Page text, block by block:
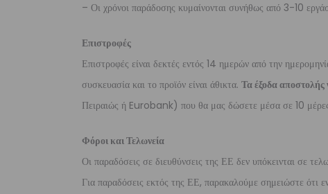
– Οι χρόνοι παράδοσης κυμαίνονται συνήθως από 3-10
Επιστροφές
Επιστροφές είναι δεκτές εντός 14 ημερών από την
συσκευασία και το προϊόν είναι άθικτα. Τα έξοδα αποστολής
Πειραιώς ή Eurobank) που θα μας δώσετε μέσα σε 10
Φόροι και Τελωνεία
Οι παραδόσεις σε διευθύνσεις της ΕΕ δεν υπόκεινται σε
Για παραδόσεις εκτός της ΕΕ, παρακαλούμε σημειώστε ότι